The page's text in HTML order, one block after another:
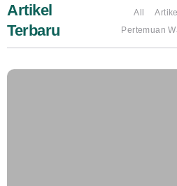
Artikel
Terbaru
All
Pertemuan